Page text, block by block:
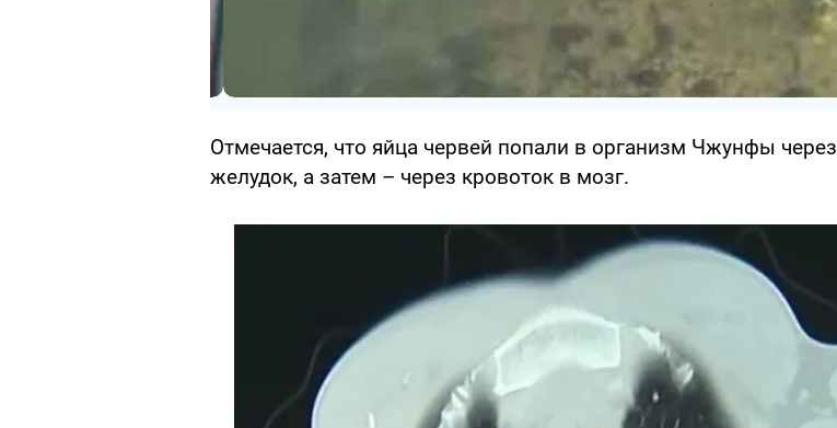
Отмечается, что яйца червей попали в организм Чжунфы через
желудок, а затем – через кровоток в мозг.